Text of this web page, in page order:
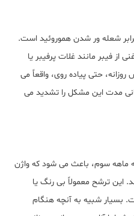
شعله ور شدن هموروئید است.
از فیبر مانند غلات پرفیبر یا
حتی پیاده روی، واقعاً می
مدت این مشکل را تشدید می
ماهه سوم، باعث می شود که واژن
این ترشح معمولاً بی رنگ یا
بسیار شبیه به آنچه هنگام